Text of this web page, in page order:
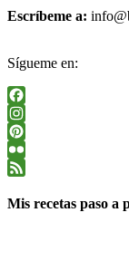
Escríbeme a:
Sígueme en:
Facebook
Instagram
Pinterest
Flickr
Mis recetas paso a